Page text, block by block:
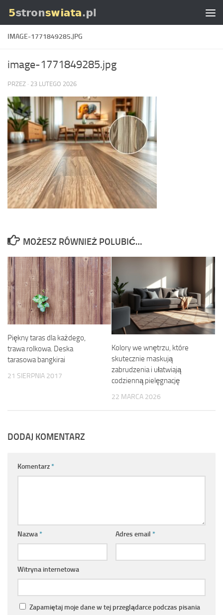
Skip to content
IMAGE-1771849285.JPG
image-1771849285.jpg
PRZEZ · 23 LUTEGO 2026
MOŻESZ RÓWNIEŻ POLUBIĆ…
Piękny taras dla każdego,
trawa rolkowa. Deska
tarasowa bangkirai
21 SIERPNIA 2017
Kolory we wnętrzu, które
skutecznie maskują
zabrudzenia i ułatwiają
codzienną pielęgnację
22 MARCA 2026
DODAJ KOMENTARZ
Komentarz*
Nazwa* Adres email *
Witryna internetowa
Zapamiętaj moje dane w tej przeglądarce podczas pisania